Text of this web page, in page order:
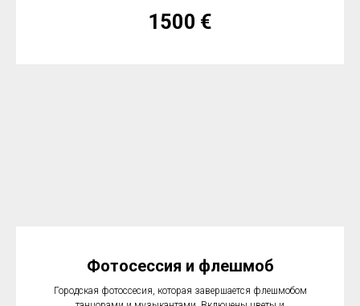
1500 €
Фотосессия и флешмоб
Городская фотоссесия, которая завершается флешмобом